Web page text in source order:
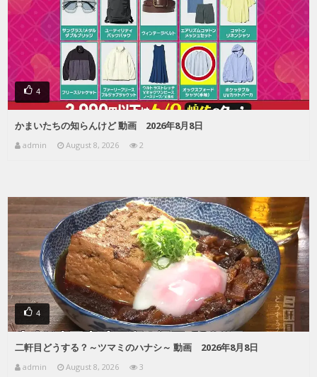
4
かまいたちの知らんけど 動画 2026年8月8日
admin August 8, 2026 2
4
二軒目どうする？～ツマミのハナシ～ 動画 2026年8月8日
admin August 8, 2026 3